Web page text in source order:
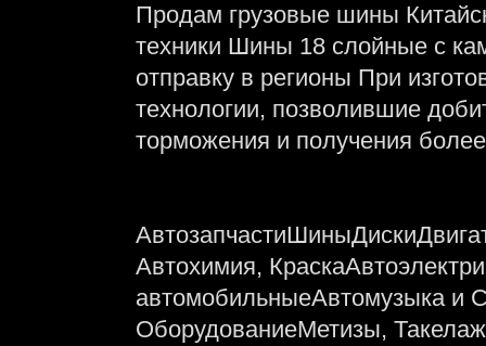
Продам грузовые шины
техники Шины 18 слойные с
отправку в регионы При
технологии, позволившие
торможения и получения
Автохимия,
автомобильныеАвтомузыка и
ОборудованиеМетизы,